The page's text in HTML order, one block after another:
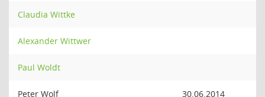
Claudia Wittke
Alexander Wittwer
Paul Woldt
Peter Wolf 30.06.2014